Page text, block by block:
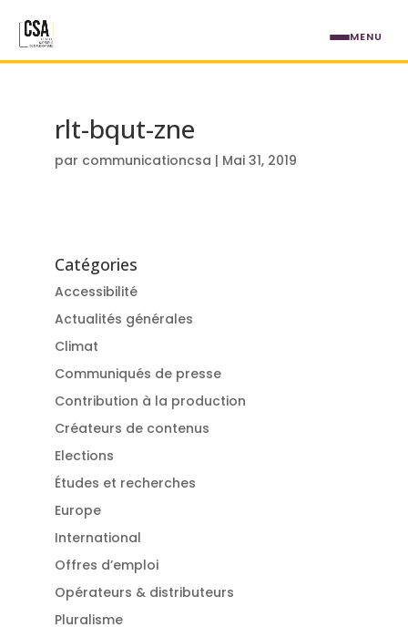
rlt-bqut-zne
par communicationcsa | Mai 31, 2019
Catégories
Accessibilité
Actualités générales
Climat
Communiqués de presse
Contribution à la production
Créateurs de contenus
Elections
Études et recherches
Europe
International
Offres d’emploi
Opérateurs & distributeurs
Pluralisme
MENU